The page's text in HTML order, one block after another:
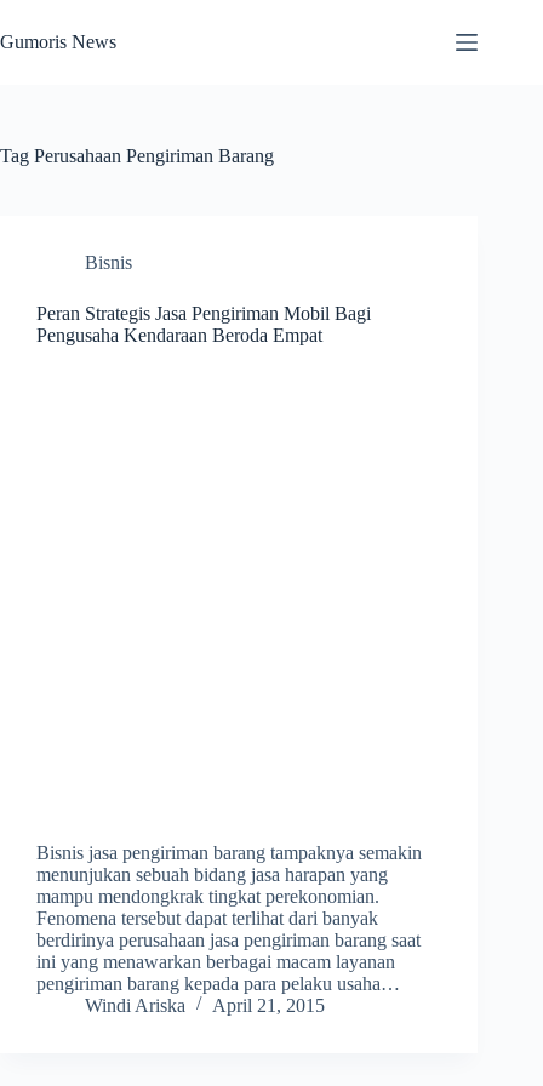
to
content
Gumoris News
Tag Perusahaan Pengiriman Barang
Bisnis
Peran Strategis Jasa Pengiriman Mobil Bagi
Pengusaha Kendaraan Beroda Empat
Bisnis jasa pengiriman barang tampaknya semakin
menunjukan sebuah bidang jasa harapan yang
mampu mendongkrak tingkat perekonomian.
Fenomena tersebut dapat terlihat dari banyak
berdirinya perusahaan jasa pengiriman barang saat
ini yang menawarkan berbagai macam layanan
pengiriman barang kepada para pelaku usaha…
Windi Ariska
April 21, 2015